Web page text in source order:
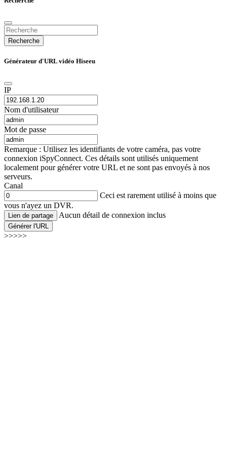
Recherche
Générateur d'URL vidéo Hiseeu
IP
Nom d'utilisateur
Mot de passe
Remarque : Utilisez les identifiants de votre caméra, pas votre
connexion iSpyConnect. Ces détails sont utilisés uniquement
localement pour générer votre URL et ne sont pas envoyés à nos
serveurs.
Canal
Ceci est rarement utilisé à moins que
vous n'ayez un DVR.
Lien de partage Aucun détail de connexion inclus
Générer l'URL
>>>>>